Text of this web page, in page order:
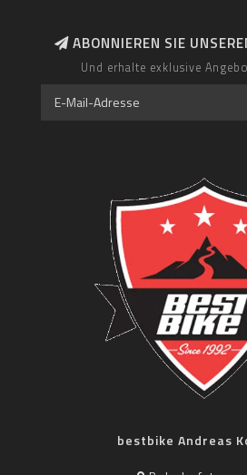
ABONNIEREN SIE
Und erhalte exklusive
bestbike Andreas